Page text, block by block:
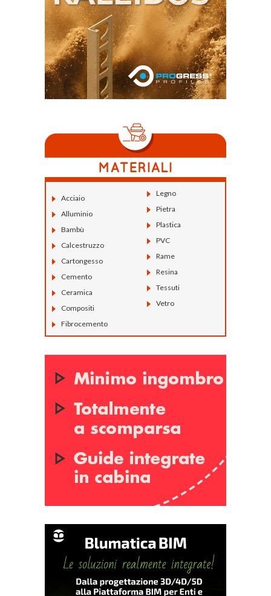
Acciaio
Alluminio
Bambù
Calcestruzzo
Cartongesso
Cemento
Ceramica
Compositi
Fibrocemento
Legno
Pietra
Plastica
PVC
Rame
Resina
Tessuti
Vetro